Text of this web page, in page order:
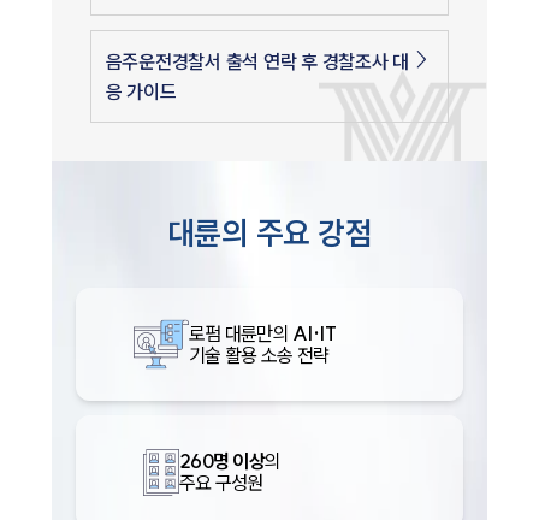
음주운전경찰서 출석 연락 후 경찰조사 대
응 가이드
대륜의 주요 강점
로펌 대륜만의 AI·IT
기술 활용 소송 전략
260명 이상의
주요 구성원